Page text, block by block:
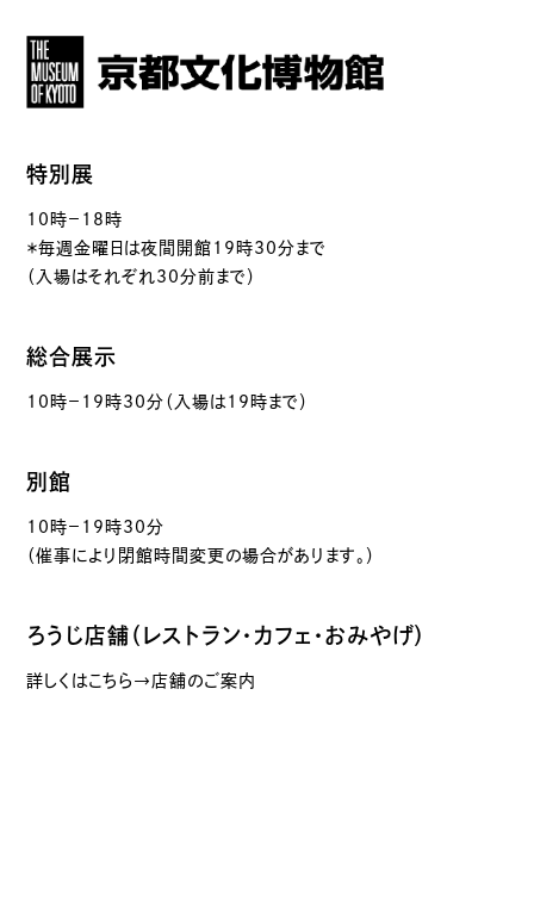
特別展
10時－18時
＊毎週金曜日は夜間開館19時30分まで
（入場はそれぞれ30分前まで）
総合展示
10時－19時30分（入場は19時まで）
別館
10時－19時30分
（催事により閉館時間変更の場合があります。）
ろうじ店舗（レストラン・カフェ・おみやげ）
詳しくはこちら→店舗のご案内